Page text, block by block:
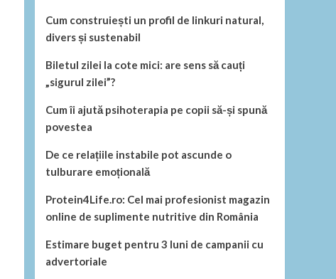
Cum construiești un profil de linkuri natural,
divers și sustenabil
Biletul zilei la cote mici: are sens să cauți
„sigurul zilei”?
Cum îi ajută psihoterapia pe copii să-și spună
povestea
De ce relațiile instabile pot ascunde o
tulburare emoțională
Protein4Life.ro: Cel mai profesionist magazin
online de suplimente nutritive din România
Estimare buget pentru 3 luni de campanii cu
advertoriale